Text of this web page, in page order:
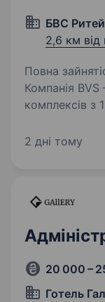
БВС
2,6 км від
Повна
Компанія
комплексів з
станції
2 дні тому
20 000 –
Готель